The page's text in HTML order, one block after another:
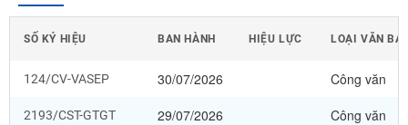
SỐ KÝ HIỆU BAN HÀNH HIỆU LỰC LOẠI VĂN
124/CV-VASEP 30/07/2026 Công văn
2193/CST-GTGT 29/07/2026 Công văn